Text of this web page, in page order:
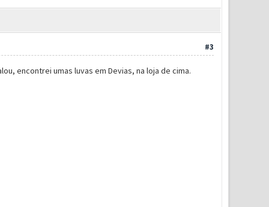
#3
encontrei umas luvas em Devias, na loja de cima.